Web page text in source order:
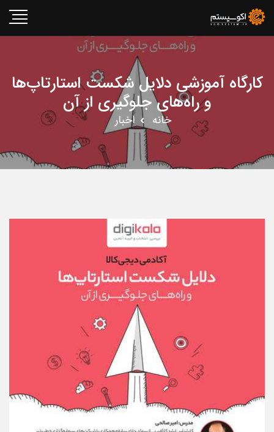
کارگاه آموزشی دلایل شکست استارتاپ‌ها
و راه‌های جلوگیری از آن
خانه اخبار